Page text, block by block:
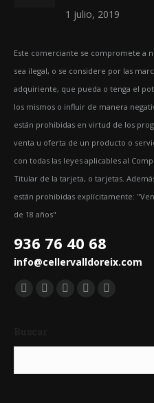
1 julio, 2019
Este comerciante se compromete a
sea ilegal, o se considere por las
adquiriente, que pueda o tenga el
los mismos o influir de manera
están prohibidas en virtud de los
venta u oferta de un producto o
con todas las leyes aplicables al
Titular de la tarjeta, o tarjetas.
están prohibidas explícitamente:
de 18 años"
936 76 40 68
info@cellervalldoreix.com
Encuéntranos en:
Facebook
in
Twitter
in
YouTube
in
Pinterest
in
Instagram
in